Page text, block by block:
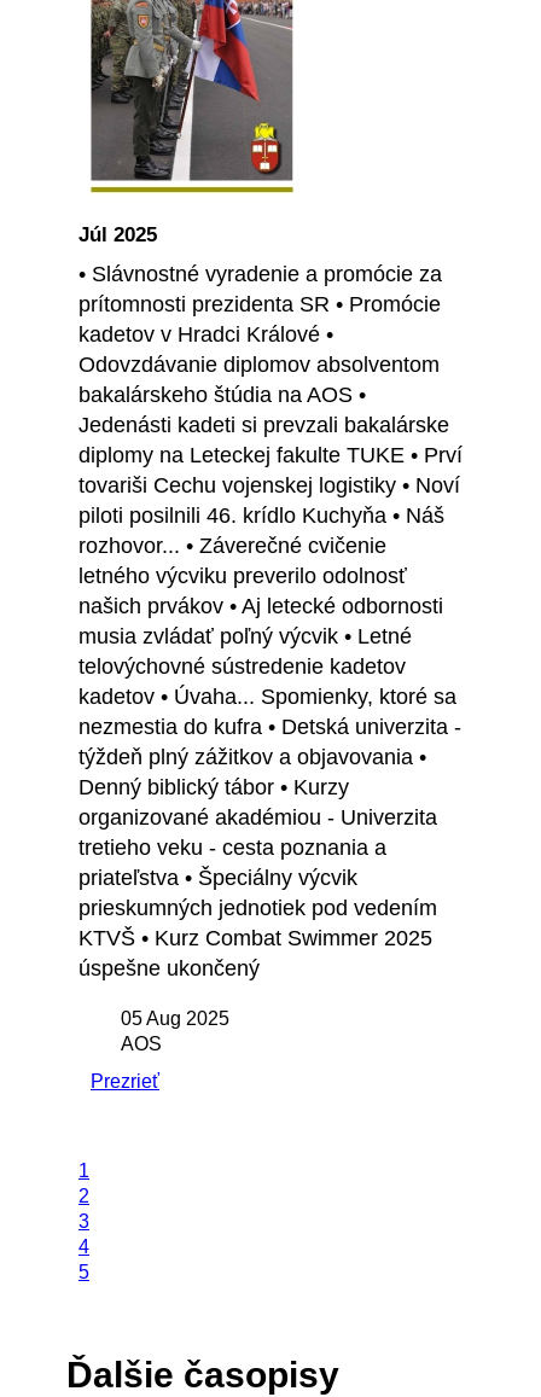
Júl 2025
• Slávnostné vyradenie a promócie za
prítomnosti prezidenta SR • Promócie
kadetov v Hradci Králové •
Odovzdávanie diplomov absolventom
bakalárskeho štúdia na AOS •
Jedenásti kadeti si prevzali bakalárske
diplomy na Leteckej fakulte TUKE • Prví
tovariši Cechu vojenskej logistiky • Noví
piloti posilnili 46. krídlo Kuchyňa • Náš
rozhovor... • Záverečné cvičenie
letného výcviku preverilo odolnosť
našich prvákov • Aj letecké odbornosti
musia zvládať poľný výcvik • Letné
telovýchovné sústredenie kadetov
kadetov • Úvaha... Spomienky, ktoré sa
nezmestia do kufra • Detská univerzita -
týždeň plný zážitkov a objavovania •
Denný biblický tábor • Kurzy
organizované akadémiou - Univerzita
tretieho veku - cesta poznania a
priateľstva • Špeciálny výcvik
prieskumných jednotiek pod vedením
KTVŠ • Kurz Combat Swimmer 2025
úspešne ukončený
05 Aug 2025
AOS
Prezrieť
1
2
3
4
5
Ďalšie časopisy